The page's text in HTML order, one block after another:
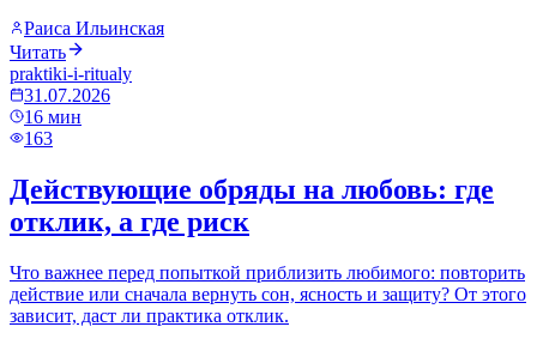
Раиса Ильинская
Читать
praktiki-i-ritualy
31.07.2026
16 мин
163
Действующие обряды на любовь: где
отклик, а где риск
Что важнее перед попыткой приблизить любимого: повторить
действие или сначала вернуть сон, ясность и защиту? От этого
зависит, даст ли практика отклик.